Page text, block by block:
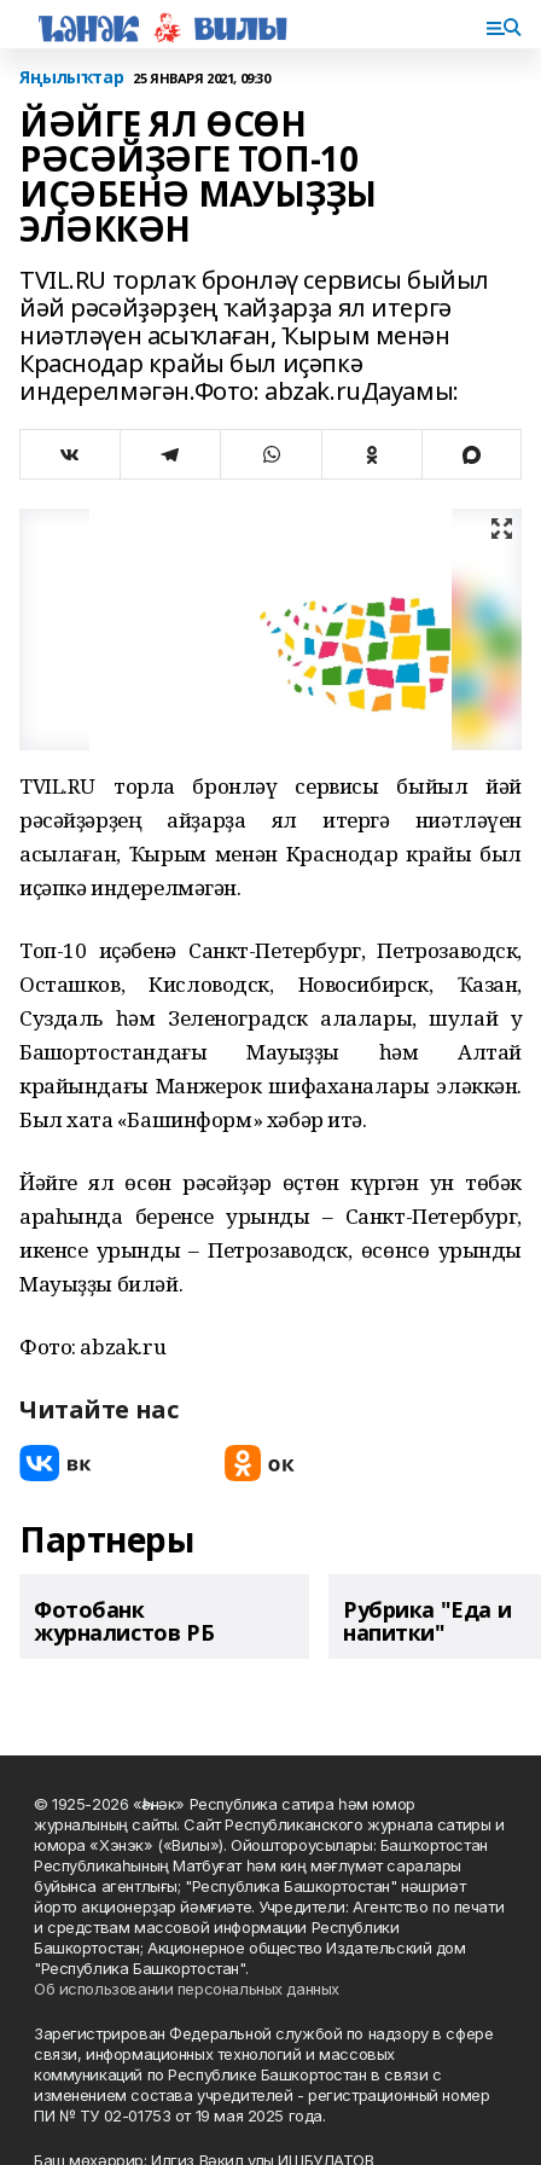
Яңылыҡтар 25 ЯНВАРЯ 2021, 09:30
ЙӘЙГЕ ЯЛ ӨСӨН
РӘСӘЙҘӘГЕ ТОП-10
ИҪӘБЕНӘ МАУЫҘҘЫ
ЭЛӘККӘН
TVIL.RU торлаҡ бронләү сервисы быйыл
йәй рәсәйҙәрҙең ҡайҙарҙа ял итергә
ниәтләүен асыҡлаған, Ҡырым менән
Краснодар крайы был иҫәпкә
индерелмәгән.Фото: abzak.ruДауамы:
TVIL.RU торлаҡ бронләү сервисы быйыл йәй
рәсәйҙәрҙең ҡайҙарҙа ял итергә ниәтләүен
асыҡлаған, Ҡырым менән Краснодар крайы был
иҫәпкә индерелмәгән.
Топ-10 иҫәбенә Санкт-Петербург, Петрозаводск,
Осташков, Кисловодск, Новосибирск, Ҡазан,
Суздаль һәм Зеленоградск ҡалалары, шулай уҡ
Башҡортостандағы Мауыҙҙы һәм Алтай
крайындағы Манжерок шифаханалары эләккән.
Был хаҡта «Башинформ» хәбәр итә.
Йәйге ял өсөн рәсәйҙәр өҫтөн күргән ун төбәк
араһында беренсе урынды – Санкт-Петербург,
икенсе урынды – Петрозаводск, өсөнсө урынды
Мауыҙҙы биләй.
Фото: abzak.ru
Читайте нас
Партнеры
Фотобанк
журналистов РБ
Рубрика "Еда и
напитки"
© 1925-2026 «Һәнәк» Республика сатира һәм юмор
журналының сайты. Сайт Республиканского журнала сатиры и
юмора «Хэнэк» («Вилы»). Ойоштороусылары: Башҡортостан
Республикаһының Матбуғат һәм киң мәғлүмәт саралары
буйынса агентлығы; "Республика Башкортостан" нәшриәт
йорто акционерҙар йәмғиәте. Учредители: Агентство по печати
и средствам массовой информации Республики
Башкортостан; Акционерное общество Издательский дом
"Республика Башкортостан".
Об использовании персональных данных
Зарегистрирован Федеральной службой по надзору в сфере
связи, информационных технологий и массовых
коммуникаций по Республике Башкортостан в связи с
изменением состава учредителей - регистрационный номер
ПИ № ТУ 02-01753 от 19 мая 2025 года.
Баш мөхәррир: Илгиз Вәкил улы ИШБУЛАТОВ